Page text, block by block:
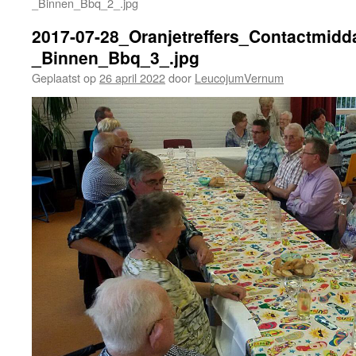
2017-07-
_Binnen_Bbq_3_.jpg
Geplaatst op26 april 2022door LeucojumVernum